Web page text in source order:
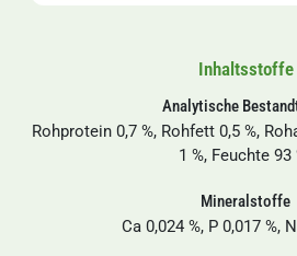
Inhaltsstoffe
Analytische
Rohprotein 0,7 %, Rohfett 0,5 %,
1 %, Feuchte 93
Mineralstoffe
Ca 0,024 %, P 0,017 %,